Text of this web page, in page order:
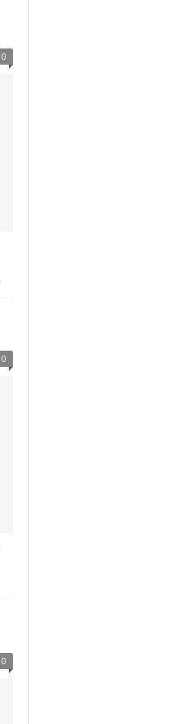
0
0
0